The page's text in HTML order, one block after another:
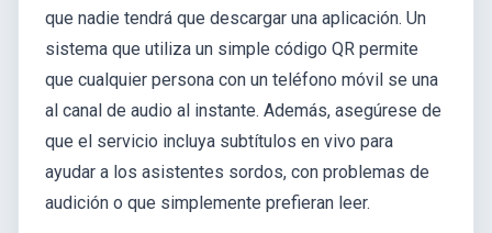
que nadie tendrá que descargar una aplicación. Un
sistema que utiliza un simple código QR permite
que cualquier persona con un teléfono móvil se una
al canal de audio al instante. Además, asegúrese de
que el servicio incluya subtítulos en vivo para
ayudar a los asistentes sordos, con problemas de
audición o que simplemente prefieran leer.